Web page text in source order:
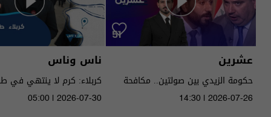
عشرين
حكومة الزيدي بين صولتين.. مكافحة
14:30 | 2026-07-26
ناس وناس
كربلاء: كرم لا ينتهي في
05:00 | 2026-07-30